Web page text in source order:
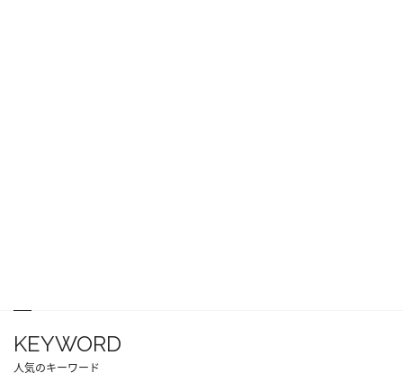
KEYWORD
人気のキーワード